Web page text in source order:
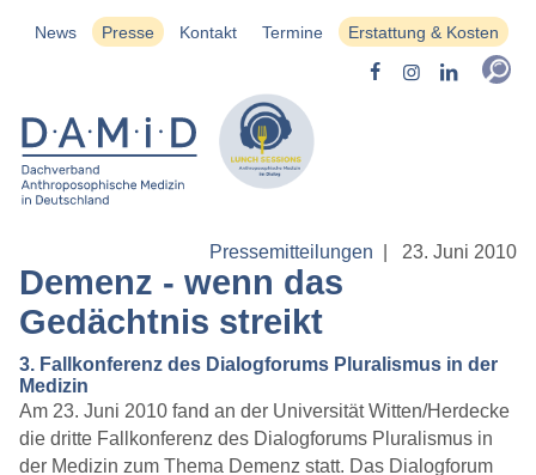
News Presse Kontakt Termine Erstattung & Kosten
Pressemitteilungen 23. Juni 2010
Demenz - wenn das
Gedächtnis streikt
3. Fallkonferenz des Dialogforums Pluralismus in der
Medizin
Am 23. Juni 2010 fand an der Universität Witten/Herdecke
die dritte Fallkonferenz des Dialogforums Pluralismus in
der Medizin zum Thema Demenz statt. Das Dialogforum